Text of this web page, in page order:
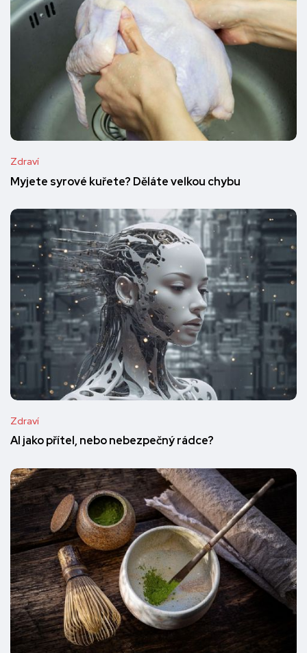
Zdraví
Myjete syrové kuřete? Děláte velkou chybu
Zdraví
AI jako přítel, nebo nebezpečný rádce?